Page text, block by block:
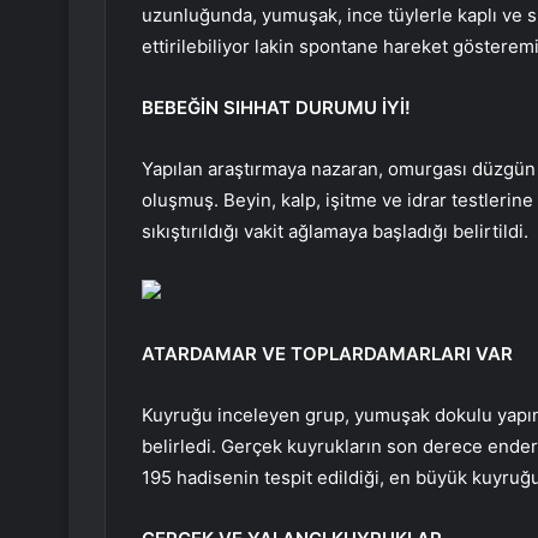
uzunluğunda, yumuşak, ince tüylerle kaplı ve
ettirilebiliyor lakin spontane hareket
BEBEĞİN SIHHAT DURUMU İYİ!
Yapılan araştırmaya nazaran, omurgası
oluşmuş. Beyin, kalp, işitme ve idrar
sıkıştırıldığı vakit ağlamaya başladığı belirtildi.
ATARDAMAR VE TOPLARDAMARLARI VAR
Kuyruğu inceleyen grup, yumuşak dokulu
belirledi. Gerçek kuyrukların son derece
195 hadisenin tespit edildiği, en büyük